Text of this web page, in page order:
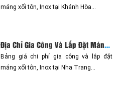
máng xối tôn, Inox tại Khánh Hòa...
Địa Chỉ Gia Công Và Lắp Đặt Máng Xối Tại Nha Trang【Gần Đây】
Bảng giá chi phí gia công và lắp đặt
máng xối tôn, Inox tại Nha Trang...